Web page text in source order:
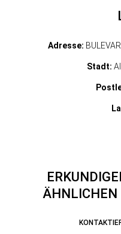
Adresse:
Stadt:
ÄHNLICHEN